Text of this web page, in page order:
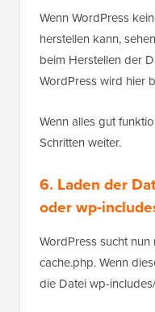
Wenn WordPress
herstellen kann,
beim Herstellen der
WordPress wird hier
Wenn alles gut
Schritten weiter.
6. Laden der
oder wp-
WordPress sucht
cache.php. Wenn
die Datei wp-